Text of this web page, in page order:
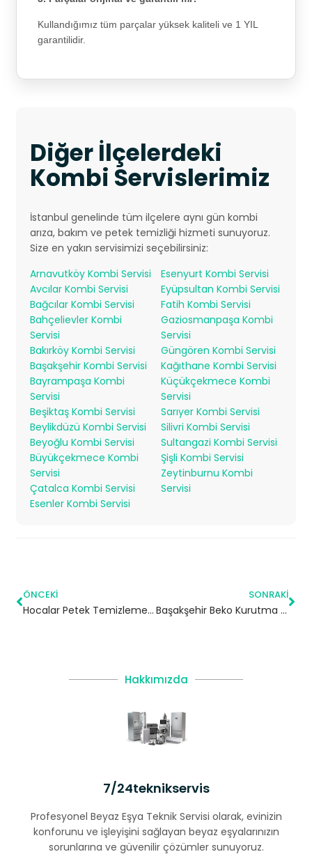
Kullandığımız tüm parçalar yüksek kaliteli ve 1 YIL
garantilidir.
Diğer İlçelerdeki
Kombi Servislerimiz
İstanbul genelinde tüm ilçelere aynı gün kombi
arıza, bakım ve petek temizliği hizmeti sunuyoruz.
Size en yakın servisimizi seçebilirsiniz:
Arnavutköy Kombi Servisi
Avcılar Kombi Servisi
Bağcılar Kombi Servisi
Bahçelievler Kombi
Servisi
Bakırköy Kombi Servisi
Başakşehir Kombi Servisi
Bayrampaşa Kombi
Servisi
Beşiktaş Kombi Servisi
Beylikdüzü Kombi Servisi
Beyoğlu Kombi Servisi
Büyükçekmece Kombi
Servisi
Çatalca Kombi Servisi
Esenler Kombi Servisi
Esenyurt Kombi Servisi
Eyüpsultan Kombi Servisi
Fatih Kombi Servisi
Gaziosmanpaşa Kombi
Servisi
Güngören Kombi Servisi
Kağıthane Kombi Servisi
Küçükçekmece Kombi
Servisi
Sarıyer Kombi Servisi
Silivri Kombi Servisi
Sultangazi Kombi Servisi
Şişli Kombi Servisi
Zeytinburnu Kombi
Servisi
ÖNCEKI
Hocalar Petek Temizleme | Afyonkarahisar
SONRAKI
Başakşehir Beko Kurutma Makinesi Servisi
Hakkımızda
7/24teknikservis
Profesyonel Beyaz Eşya Teknik Servisi olarak, evinizin
konforunu ve işleyişini sağlayan beyaz eşyalarınızın
sorunlarına ve güvenilir çözümler sunuyoruz.